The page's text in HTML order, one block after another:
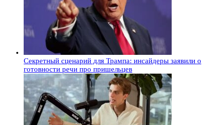
Секретный сценарий для Трампа: инсайдеры заявили о
готовности речи про пришельцев